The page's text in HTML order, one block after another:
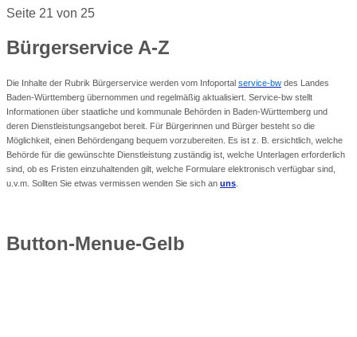
Seite 21 von 25
Bürgerservice A-Z
Die Inhalte der Rubrik Bürgerservice werden vom Infoportal service-bw des Landes
Baden-Württemberg übernommen und regelmäßig aktualisiert. Service-bw stellt
Informationen über staatliche und kommunale Behörden in Baden-Württemberg und
deren Dienstleistungsangebot bereit. Für Bürgerinnen und Bürger besteht so die
Möglichkeit, einen Behördengang bequem vorzubereiten. Es ist z. B. ersichtlich, welche
Behörde für die gewünschte Dienstleistung zuständig ist, welche Unterlagen erforderlich
sind, ob es Fristen einzuhaltenden gilt, welche Formulare elektronisch verfügbar sind,
u.v.m. Sollten Sie etwas vermissen wenden Sie sich an uns
Button-Menue-Gelb